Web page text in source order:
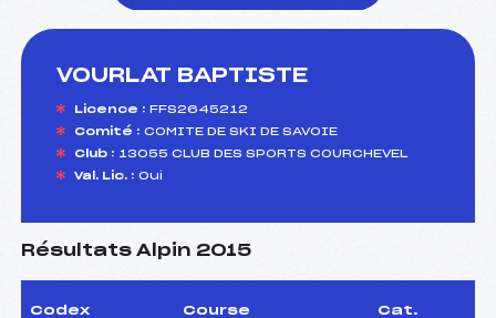
VOURLAT BAPTISTE
Licence : FFS2645212
Comité : COMITE DE SKI DE SAVOIE
Club : 13055 CLUB DES SPORTS COURCHEVEL
Val. Lic. : Oui
Résultats Alpin 2015
Codex Course Cat.